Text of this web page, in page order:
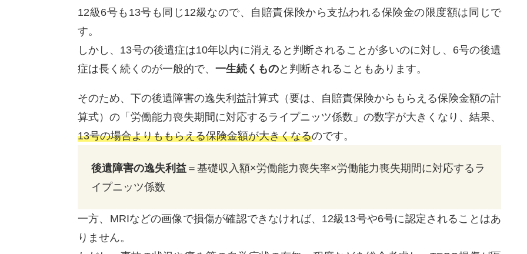
12級6号も13号も同じ12級なので、自賠責保険から支払われる保険金の限度額は同じで
す。
しかし、13号の後遺症は10年以内に消えると判断されることが多いのに対し、6号の後遺
症は長く続くのが一般的で、 一生続くものと判断されることもあります。
そのため、下の後遺障害の逸失利益計算式（要は、自賠責保険からもらえる保険金額の計
算式）の「労働能力喪失期間に対応するライプニッツ係数」の数字が大きくなり、結果、
13号の場合よりももらえる保険金額が大きくなるのです。
後遺障害の逸失利益＝基礎収入額×労働能力喪失率×労働能力喪失期間に対応するラ
イプニッツ係数
一方、MRIなどの画像で損傷が確認できなければ、12級13号や6号に認定されることはあ
りません。